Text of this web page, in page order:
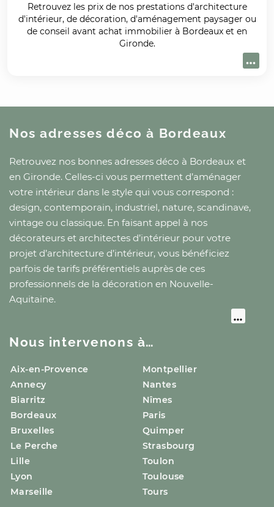
Retrouvez les prix de nos prestations d'architecture
d'intérieur, de décoration, d'aménagement paysager ou
de conseil avant achat immobilier à Bordeaux et en
Gironde.
Nos adresses décoà Bordeaux
Retrouvez nos bonnes adresses déco à Bordeaux et
en Gironde. Celles-ci vous permettent d’aménager
votre intérieur dans le style qui vous correspond :
design, contemporain, industriel, nature, scandinave,
vintage ou classique. En faisant appel à nos
décorateurs et architectes d’intérieur pour votre
projet d’architecture d’intérieur, vous bénéficiez
parfois de tarifs préférentiels auprès de ces
professionnels de la décoration en Nouvelle-
Aquitaine.
Nous intervenons à…
Aix-en-Provence
Annecy
Biarritz
Bordeaux
Bruxelles
Le Perche
Lille
Lyon
Marseille
Montpellier
Nantes
Nîmes
Paris
Quimper
Strasbourg
Toulon
Toulouse
Tours